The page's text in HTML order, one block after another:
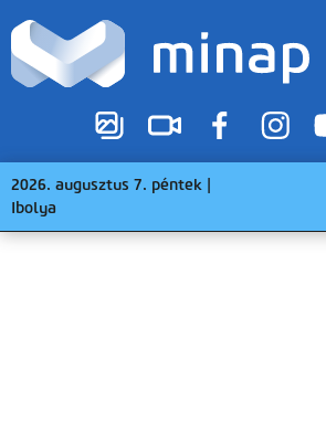
2026. augusztus 7. péntek |
Ibolya